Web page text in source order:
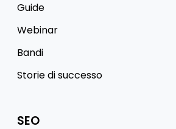
Guide
Webinar
Bandi
Storie di successo
SEO